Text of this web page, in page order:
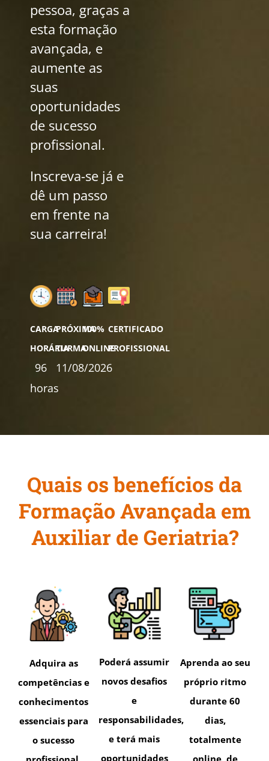
pessoa, graças a
esta formação
avançada, e
aumente as
suas
oportunidades
de sucesso
profissional.
Inscreva-se já e
dê um passo
em frente na
sua carreira!
CARGA
HORÁRIA
96
horas
PRÓXIMA
TURMA
11/08/2026
100%
ONLINE
CERTIFICADO
PROFISSIONAL
Quais os benefícios da
Formação Avançada em
Auxiliar de Geriatria?
Adquira as
competências e
conhecimentos
essenciais para
o sucesso
Poderá assumir
novos desafios
e
responsabilidades,
e terá mais
oportunidades
Aprenda ao seu
próprio ritmo
durante 60
dias,
totalmente
online, de